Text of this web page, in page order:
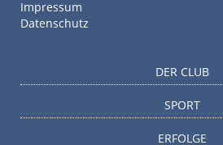
Impressum
Datenschutz
DER CLUB
SPORT
ERFOLGE